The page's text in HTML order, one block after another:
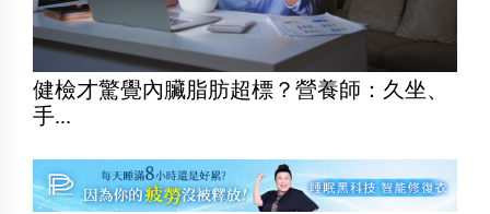
健檢才驚覺內臟脂肪超標？營養師：久坐、
手...